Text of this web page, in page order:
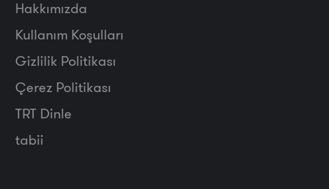
Hakkımızda
Kullanım Koşulları
Gizlilik Politikası
Çerez Politikası
TRT Dinle
tabii